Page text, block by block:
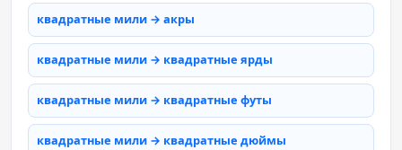
квадратные мили → акры
квадратные мили → квадратные ярды
квадратные мили → квадратные футы
квадратные мили → квадратные дюймы